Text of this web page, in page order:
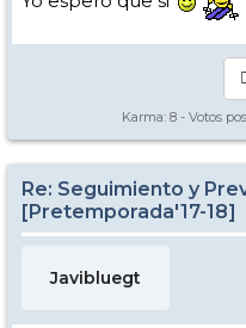
Karma: 8 - Votos
Re: Seguimiento y
[Pretemporada'17-18]
Javibluegt